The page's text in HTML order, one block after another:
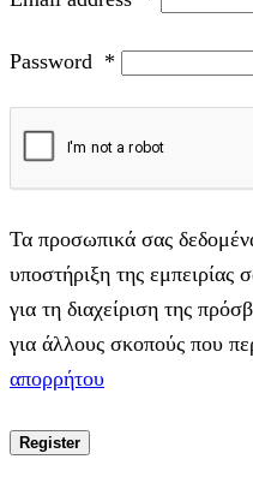
Password *
Τα προσωπικά σας
υποστήριξη της εμπειρίας
για τη διαχείριση της
για άλλους σκοπούς που
απορρήτου
Register